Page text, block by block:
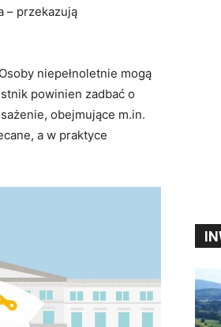
– przekazują
niepełnoletnie mogą
powinien zadbać o
obejmujące m.in.
a w praktyce